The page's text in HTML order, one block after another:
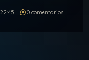
22:45 0 comentarios